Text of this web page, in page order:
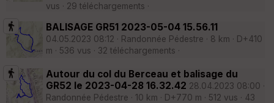
vus · 29 téléchargements ·
BALISAGE GR51 2023-05-04 15.56.11
04.05.2023 08:12 · Randonnée Pédestre · 8 km · D+410
m · 536 vus · 32 téléchargements ·
Autour du col du Berceau et balisage du
GR52 le 2023-04-28 16.32.42 28.04.2023 08:00 ·
Randonnée Pédestre · 10 km · D+770 m · 512 vus · 43